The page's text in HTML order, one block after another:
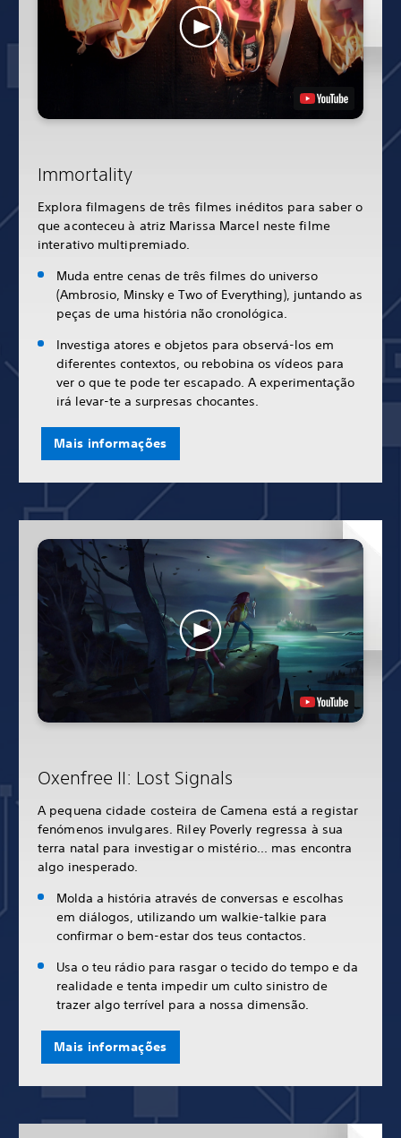
Immortality
Explora filmagens de três filmes inéditos para saber o
que aconteceu à atriz Marissa Marcel neste filme
interativo multipremiado.
Muda entre cenas de três filmes do universo
(Ambrosio, Minsky e Two of Everything), juntando as
peças de uma história não cronológica.
Investiga atores e objetos para observá-los em
diferentes contextos, ou rebobina os vídeos para
ver o que te pode ter escapado. A experimentação
irá levar-te a surpresas chocantes.
Mais informações
Oxenfree II: Lost Signals
A pequena cidade costeira de Camena está a registar
fenómenos invulgares. Riley Poverly regressa à sua
terra natal para investigar o mistério... mas encontra
algo inesperado.
Molda a história através de conversas e escolhas
em diálogos, utilizando um walkie-talkie para
confirmar o bem-estar dos teus contactos.
Usa o teu rádio para rasgar o tecido do tempo e da
realidade e tenta impedir um culto sinistro de
trazer algo terrível para a nossa dimensão.
Mais informações